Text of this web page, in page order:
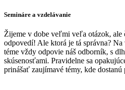
Semináre a vzdelávanie
Žijeme v dobe veľmi veľa otázok,
odpovedí! Ale ktorá je tá správna?
téme vždy odpovie náš odborník, s
skúsenosťami. Pravidelne sa
prinášať zaujímavé témy, kde dostanú